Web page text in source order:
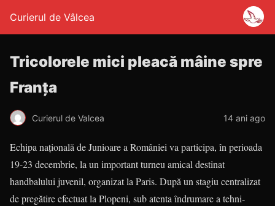
Curierul de Vâlcea
Tricolorele mici pleacă mâine spre
Franţa
Curierul de Valcea 14 ani ago
Echipa naţională de Junioare a României va participa, în perioada
19-23 decembrie, la un important turneu amical destinat
handbalului juvenil, organizat la Paris. După un stagiu centralizat
de pregătire efectuat la Plopeni, sub atenta îndrumare a tehni­